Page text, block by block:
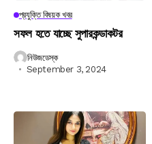
প্রযুক্তি বিষয়ক খবর
সফল হতে যাচ্ছে সুপারকন্ডাকটর
নিউজডেস্ক
September 3, 2024